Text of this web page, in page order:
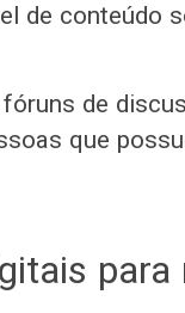
de conteúdo
de
que
para